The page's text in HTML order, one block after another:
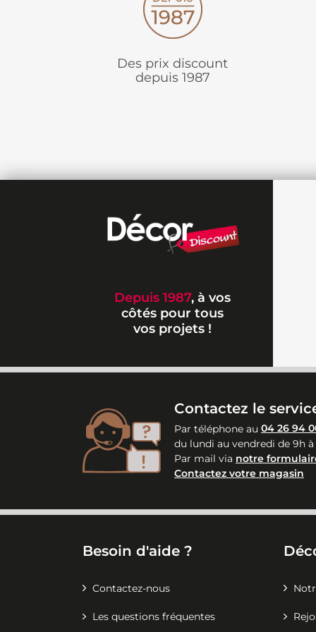
Des prix discount
depuis 1987
Depuis 1987, à vos
côtés pour tous
vos projets !
Contactez le
Par téléphone au 04 26 94
du lundi au vendredi de 9h à
Par mail via notre
Contactez votre magasin
Besoin d'aide ?
Contactez-nous
Les questions fréquentes